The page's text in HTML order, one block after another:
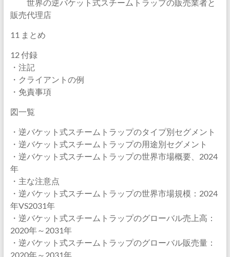
世界の逆バケット式スチームトラップの販売業者と
販売代理店
11 まとめ
12 付録
・注記
・クライアントの例
・免責事項
図一覧
・逆バケット式スチームトラップのタイプ別セグメント
・逆バケット式スチームトラップの用途別セグメント
・逆バケット式スチームトラップの世界市場概要、2024
年
・主な注意点
・逆バケット式スチームトラップの世界市場規模：2024
年VS2031年
・逆バケット式スチームトラップのグローバル売上高：
2020年～2031年
・逆バケット式スチームトラップのグローバル販売量：
2020年～2031年